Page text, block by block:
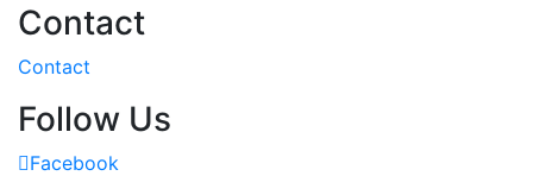
Contact
Contact
Follow Us
Facebook